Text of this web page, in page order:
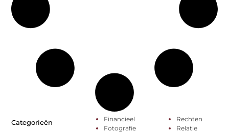
Categorieën
Financieel
Fotografie
Rechten
Relatie